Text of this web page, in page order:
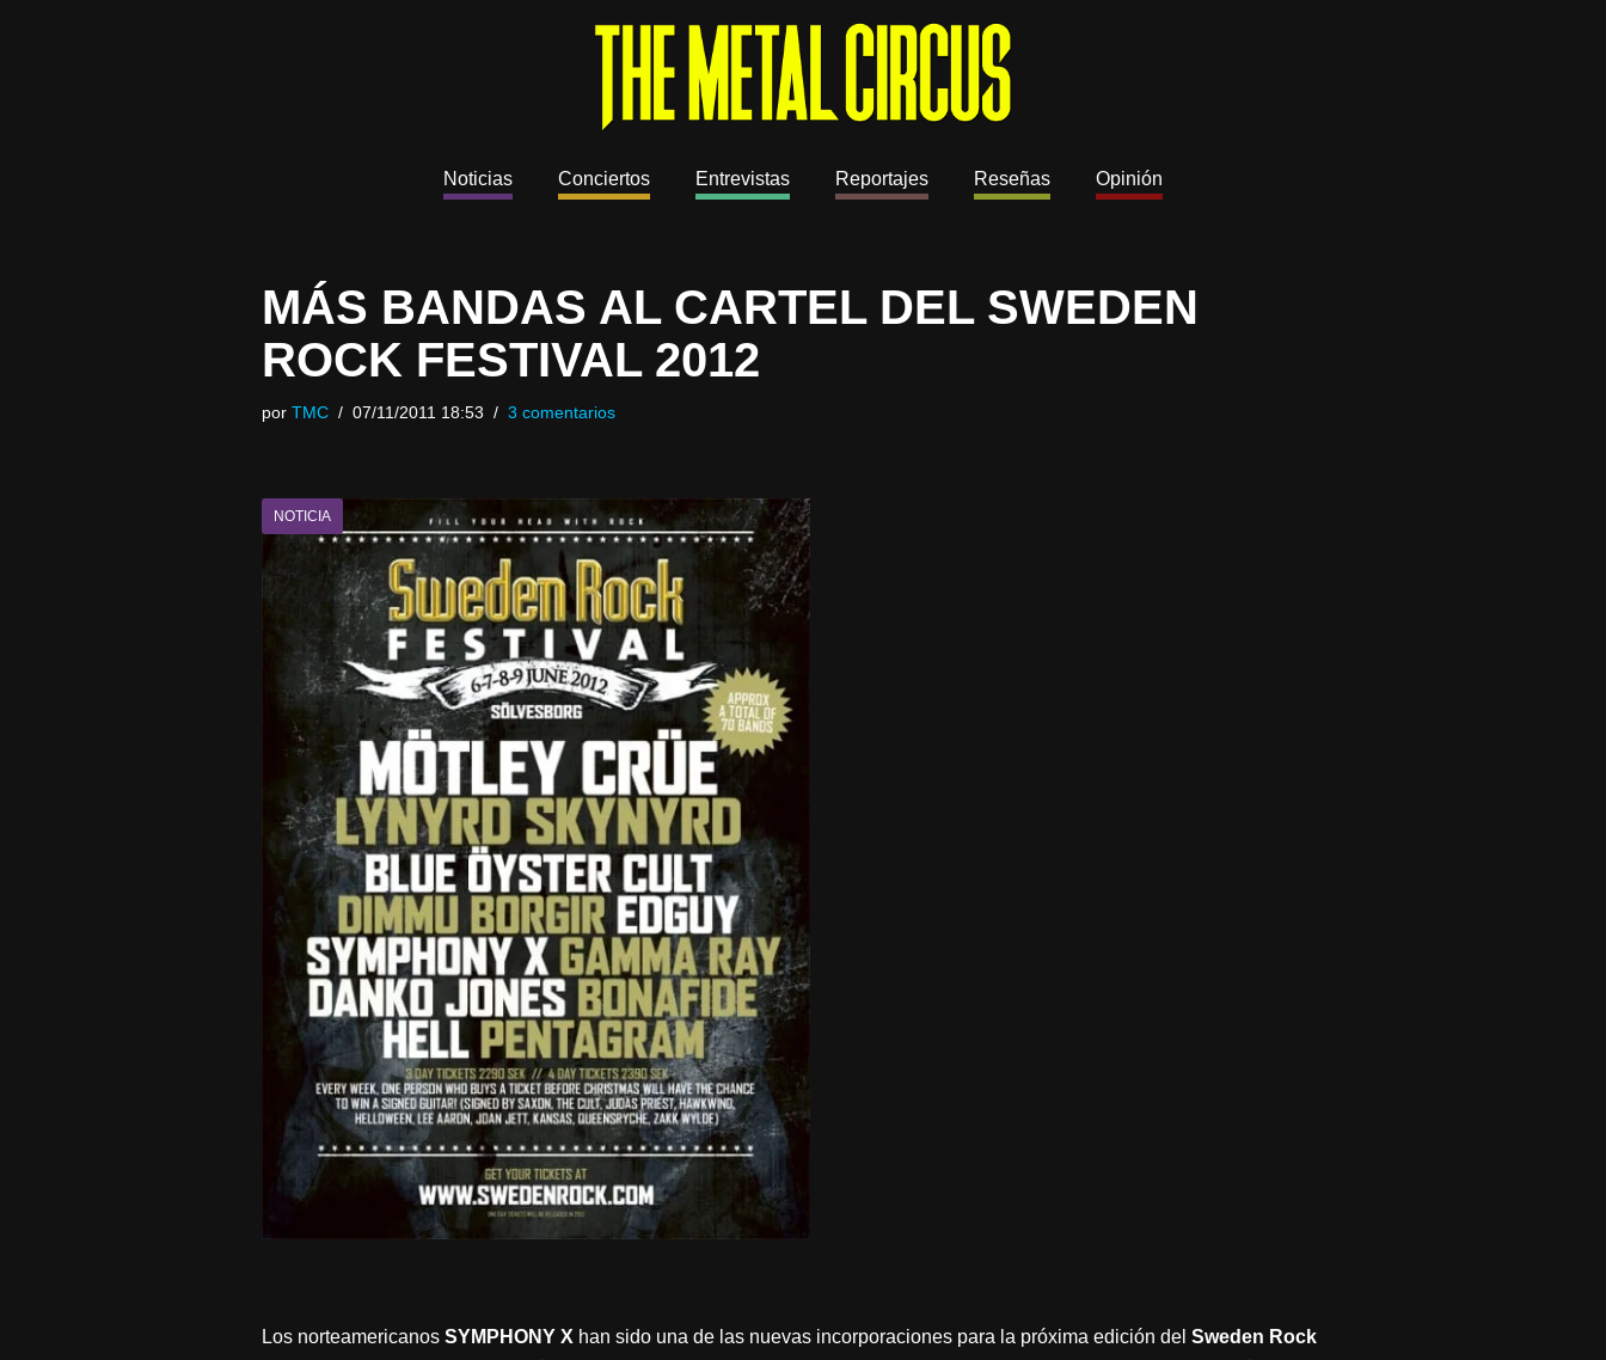
Noticias Conciertos Entrevistas Reportajes Reseñas Opinión
MÁS BANDAS AL CARTEL DEL SWEDEN
ROCK FESTIVAL 2012
por TMC 07/11/2011 18:53 3 comentarios
NOTICIA
Los norteamericanos SYMPHONY X han sido una de las nuevas incorporaciones para la próxima edición del Sweden Rock